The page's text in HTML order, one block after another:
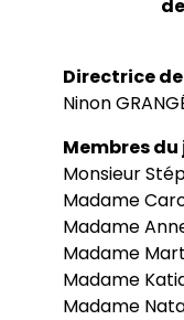
Directrice
Ninon
Membres du
Monsieur
Madame
Madame
Madame
Madame
Madame